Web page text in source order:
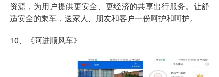
资源，为用户提供更安全、更经济的共享出行服务。让舒
适安全的乘车，送家人、朋友和客户一份呵护和呵护。
10、《阿进顺风车》